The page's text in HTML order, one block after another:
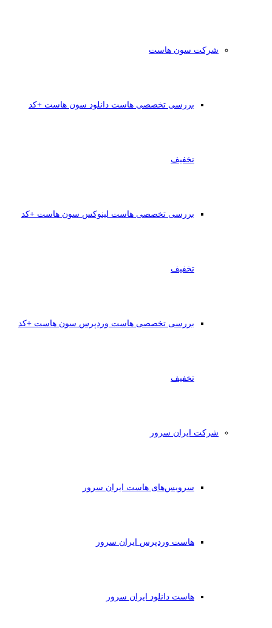
شرکت سون هاست
بررسی تخصصی هاست دانلود سون هاست +کد
تخفیف
بررسی تخصصی هاست لینوکس سون هاست +کد
تخفیف
بررسی تخصصی هاست وردپرس سون هاست +کد
تخفیف
شرکت ایران سرور
سرویس‌های هاست ایران سرور
هاست وردپرس ایران سرور
هاست دانلود ایران سرور